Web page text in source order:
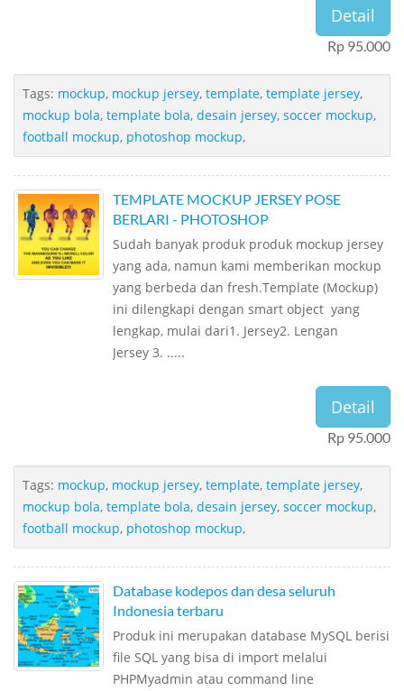
Detail
Rp 95.000
Tags: mockup, mockup jersey, template, template jersey,
mockup bola, template bola, desain jersey, soccer mockup,
football mockup, photoshop mockup,
TEMPLATE MOCKUP JERSEY POSE
BERLARI - PHOTOSHOP
Sudah banyak produk produk mockup jersey
yang ada, namun kami memberikan mockup
yang berbeda dan fresh.Template (Mockup)
ini dilengkapi dengan smart object yang
lengkap, mulai dari1. Jersey2. Lengan
Jersey 3. .....
Detail
Rp 95.000
Tags: mockup, mockup jersey, template, template jersey,
mockup bola, template bola, desain jersey, soccer mockup,
football mockup, photoshop mockup,
Database kodepos dan desa seluruh
Indonesia terbaru
Produk ini merupakan database MySQL berisi
file SQL yang bisa di import melalui
PHPMyadmin atau command line